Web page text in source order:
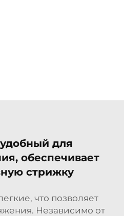
для
обеспечивает
стрижку
что позволяет
Независимо от